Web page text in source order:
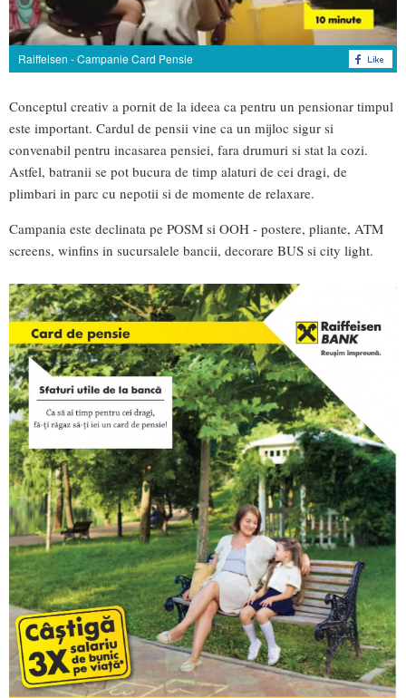
Raiffeisen - Campanie Card Pensie
Conceptul creativ a pornit de la ideea ca pentru un pensionar timpul
este important. Cardul de pensii vine ca un mijloc sigur si
convenabil pentru incasarea pensiei, fara drumuri si stat la cozi.
Astfel, batranii se pot bucura de timp alaturi de cei dragi, de
plimbari in parc cu nepotii si de momente de relaxare.
Campania este declinata pe POSM si OOH - postere, pliante, ATM
screens, winfins in sucursalele bancii, decorare BUS si city light.